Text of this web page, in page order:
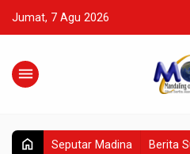
Jumat, 7 Agu 2026
menu
home Seputar Madina Berita